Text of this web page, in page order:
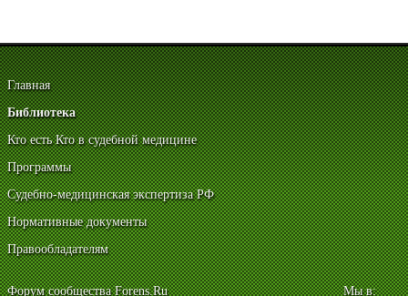
Главная
Библиотека
Кто есть Кто в судебной медицине
Программы
Судебно-медицинская экспертиза РФ
Нормативные документы
Правообладателям
Форум сообщества Forens.Ru Мы в: